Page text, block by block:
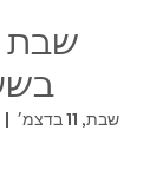
בשעה
שבת, 11 בדצמ׳
|